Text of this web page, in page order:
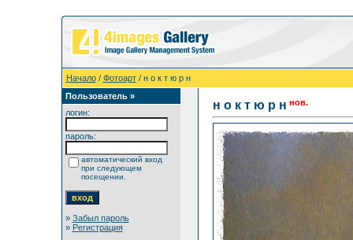
Начало/ Фотоарт/ н о к т ю р н
Пользователь »
логин:
пароль:
автоматический вход
при следующем
посещении.
» Забыл пароль
» Регистрация
н о к т ю р н нов.